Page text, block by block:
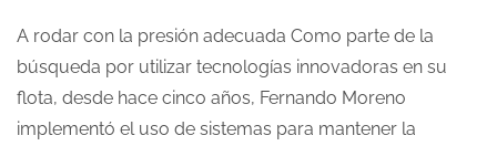
A rodar con la presión adecuada Como parte de la
búsqueda por utilizar tecnologías innovadoras en su
flota, desde hace cinco años, Fernando Moreno
implementó el uso de sistemas para mantener la